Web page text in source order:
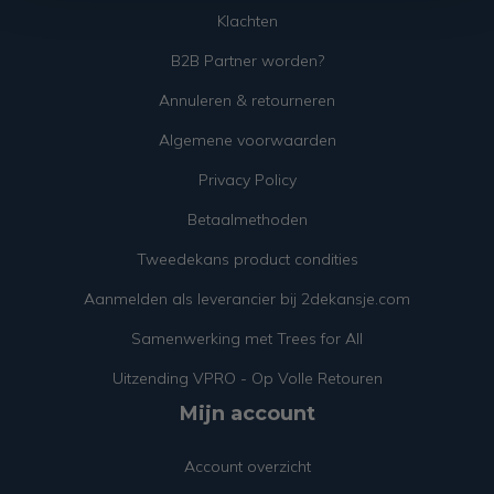
Klachten
B2B Partner worden?
Annuleren & retourneren
Algemene voorwaarden
Privacy Policy
Betaalmethoden
Tweedekans product condities
Aanmelden als leverancier bij 2dekansje.com
Samenwerking met Trees for All
Uitzending VPRO - Op Volle Retouren
Mijn account
Account overzicht